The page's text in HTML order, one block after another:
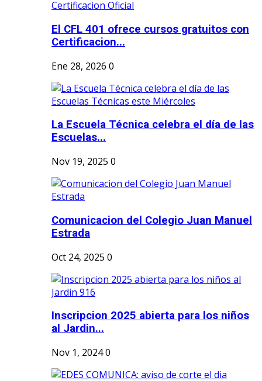
El CFL 401 ofrece cursos gratuitos con
Certificacion...
Ene 28, 2026 0
La Escuela Técnica celebra el día de las
Escuelas...
Nov 19, 2025 0
Comunicacion del Colegio Juan Manuel
Estrada
Oct 24, 2025 0
Inscripcion 2025 abierta para los niños
al Jardin...
Nov 1, 20240